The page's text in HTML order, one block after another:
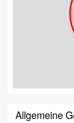
Allgemeine